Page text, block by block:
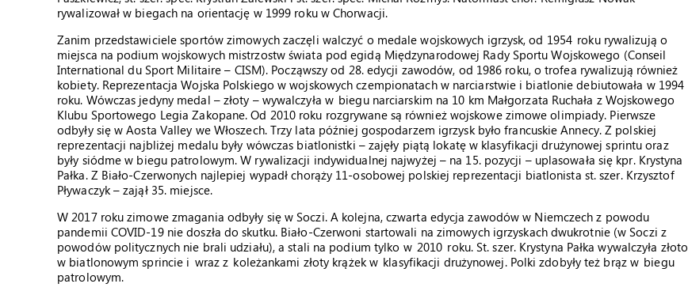
rywalizował w biegach na orientację w 1999 roku w Chorwacji.
Zanim przedstawiciele sportów zimowych zaczęli walczyć o medale wojskowych igrzysk, od 1954 roku rywalizują o
miejsca na podium wojskowych mistrzostw świata pod egidą Międzynarodowej Rady Sportu Wojskowego (Conseil
International du Sport Militaire – CISM). Począwszy od 28. edycji zawodów, od 1986 roku, o trofea rywalizują również
kobiety. Reprezentacja Wojska Polskiego w wojskowych czempionatach w narciarstwie i biatlonie debiutowała w 1994
roku. Wówczas jedyny medal – złoty – wywalczyła w biegu narciarskim na 10 km Małgorzata Ruchała z Wojskowego
Klubu Sportowego Legia Zakopane. Od 2010 roku rozgrywane są również wojskowe zimowe olimpiady. Pierwsze
odbyły się w Aosta Valley we Włoszech. Trzy lata później gospodarzem igrzysk było francuskie Annecy. Z polskiej
reprezentacji najbliżej medalu były wówczas biatlonistki – zajęły piątą lokatę w klasyfikacji drużynowej sprintu oraz
były siódme w biegu patrolowym. W rywalizacji indywidualnej najwyżej – na 15. pozycji – uplasowała się kpr. Krystyna
Pałka. Z Biało-Czerwonych najlepiej wypadł chorąży 11-osobowej polskiej reprezentacji biatlonista st. szer. Krzysztof
Pływaczyk – zajął 35. miejsce.
W 2017 roku zimowe zmagania odbyły się w Soczi. A kolejna, czwarta edycja zawodów w Niemczech z powodu
pandemii COVID-19 nie doszła do skutku. Biało-Czerwoni startowali na zimowych igrzyskach dwukrotnie (w Soczi z
powodów politycznych nie brali udziału), a stali na podium tylko w 2010 roku. St. szer. Krystyna Pałka wywalczyła złoto
w biatlonowym sprincie i wraz z koleżankami złoty krążek w klasyfikacji drużynowej. Polki zdobyły też brąz w biegu
patrolowym.